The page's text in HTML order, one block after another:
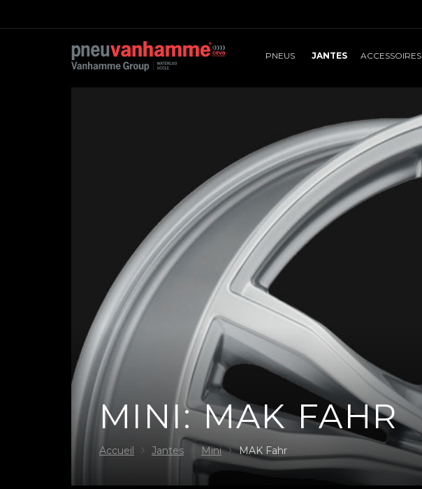
PNEUS
ACCESSOIRES
MINI: MAK FAHR
Accueil Jantes Mini MAK Fahr